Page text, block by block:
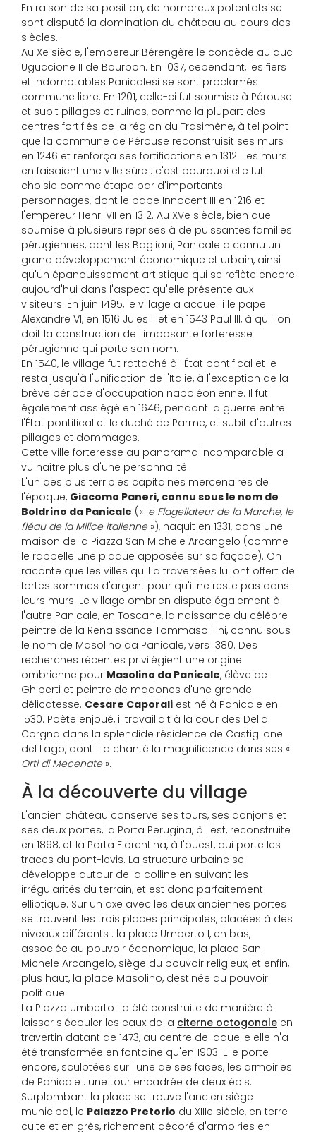
En raison de sa position, de nombreux potentats se
sont disputé la domination du château au cours des
siècles.
Au Xe siècle, l'empereur Bérengère le concède au duc
Uguccione II de Bourbon. En 1037, cependant, les fiers
et indomptables Panicalesi se sont proclamés
commune libre. En 1201, celle-ci fut soumise à Pérouse
et subit pillages et ruines, comme la plupart des
centres fortifiés de la région du Trasimène, à tel point
que la commune de Pérouse reconstruisit ses murs
en 1246 et renforça ses fortifications en 1312. Les murs
en faisaient une ville sûre : c'est pourquoi elle fut
choisie comme étape par d'importants
personnages, dont le pape Innocent III en 1216 et
l'empereur Henri VII en 1312. Au XVe siècle, bien que
soumise à plusieurs reprises à de puissantes familles
pérugiennes, dont les Baglioni, Panicale a connu un
grand développement économique et urbain, ainsi
qu'un épanouissement artistique qui se reflète encore
aujourd'hui dans l'aspect qu'elle présente aux
visiteurs. En juin 1495, le village a accueilli le pape
Alexandre VI, en 1516 Jules II et en 1543 Paul III, à qui l'on
doit la construction de l'imposante forteresse
pérugienne qui porte son nom.
En 1540, le village fut rattaché à l'État pontifical et le
resta jusqu'à l'unification de l'Italie, à l'exception de la
brève période d'occupation napoléonienne. Il fut
également assiégé en 1646, pendant la guerre entre
l'État pontifical et le duché de Parme, et subit d'autres
pillages et dommages.
Cette ville forteresse au panorama incomparable a
vu naître plus d'une personnalité.
L'un des plus terribles capitaines mercenaires de
l'époque, Giacomo Paneri, connu sous le nom de
Boldrino da Panicale (« le Flagellateur de la Marche, le
fléau de la Milice italienne»), naquit en 1331, dans une
maison de la Piazza San Michele Arcangelo (comme
le rappelle une plaque apposée sur sa façade). On
raconte que les villes qu'il a traversées lui ont offert de
fortes sommes d'argent pour qu'il ne reste pas dans
leurs murs. Le village ombrien dispute également à
l'autre Panicale, en Toscane, la naissance du célèbre
peintre de la Renaissance Tommaso Fini, connu sous
le nom de Masolino da Panicale, vers 1380. Des
recherches récentes privilégient une origine
ombrienne pour Masolino da Panicale, élève de
Ghiberti et peintre de madones d'une grande
délicatesse. Cesare Caporali est né à Panicale en
1530. Poète enjoué, il travaillait à la cour des Della
Corgna dans la splendide résidence de Castiglione
del Lago, dont il a chanté la magnificence dans ses «
Orti di Mecenate».
À la découverte du village
L'ancien château conserve ses tours, ses donjons et
ses deux portes, la Porta Perugina, à l'est, reconstruite
en 1898, et la Porta Fiorentina, à l'ouest, qui porte les
traces du pont-levis. La structure urbaine se
développe autour de la colline en suivant les
irrégularités du terrain, et est donc parfaitement
elliptique. Sur un axe avec les deux anciennes portes
se trouvent les trois places principales, placées à des
niveaux différents : la place Umberto I, en bas,
associée au pouvoir économique, la place San
Michele Arcangelo, siège du pouvoir religieux, et enfin,
plus haut, la place Masolino, destinée au pouvoir
politique.
La Piazza Umberto I a été construite de manière à
laisser s'écouler les eaux de la citerne octogonale en
travertin datant de 1473, au centre de laquelle elle n'a
été transformée en fontaine qu'en 1903. Elle porte
encore, sculptées sur l'une de ses faces, les armoiries
de Panicale : une tour encadrée de deux épis.
Surplombant la place se trouve l'ancien siège
municipal, le Palazzo Pretorio du XIIIe siècle, en terre
cuite et en grès, richement décoré d'armoiries en